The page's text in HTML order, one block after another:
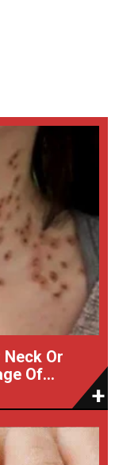
Neck Or
Of...